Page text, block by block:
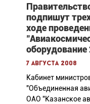
подпишут
ходе
оборудование
7 августа 2008
Кабинет
"Объединенная
ОАО "Казанское